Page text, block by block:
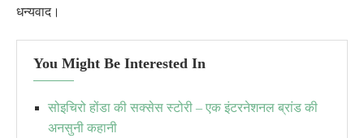
धन्यवाद।
You Might Be Interested In
सोइचिरो होंडा की सक्सेस स्टोरी – एक इंटरनेशनल ब्रांड की
अनसुनी कहानी